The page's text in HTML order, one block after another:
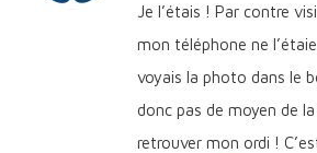
Je l’étais ! Par contre
mon téléphone ne
voyais la photo dans le
donc pas de moyen de
retrouver mon ordi !